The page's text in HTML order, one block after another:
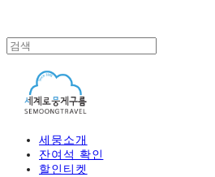
세뭉소개
잔여석 확인
할인티켓